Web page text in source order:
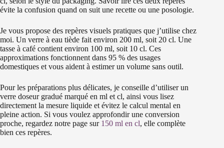
évite la confusion quand on suit une recette ou une posologie.
Je vous propose des repères visuels pratiques que j’utilise chez
moi. Un verre à eau tiède fait environ 200 ml, soit 20 cl. Une
tasse à café contient environ 100 ml, soit 10 cl. Ces
approximations fonctionnent dans 95 % des usages
domestiques et vous aident à estimer un volume sans outil.
Pour les préparations plus délicates, je conseille d’utiliser un
verre doseur gradué marqué en ml et cl, ainsi vous lisez
directement la mesure liquide et évitez le calcul mental en
pleine action. Si vous voulez approfondir une conversion
proche, regardez notre page sur 150 ml en cl, elle complète
bien ces repères.